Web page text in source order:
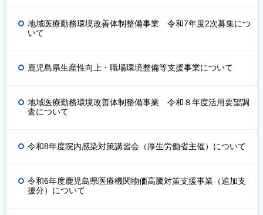
地域医療勤務環境改善体制整備事業 令和7年度2次募集につ
いて
鹿児島県生産性向上・職場環境整備等支援事業について
地域医療勤務環境改善体制整備事業 令和８年度活用要望調
査について
令和8年度院内感染対策講習会（厚生労働省主催）について
令和6年度鹿児島県医療機関物価高騰対策支援事業（追加支
援分）について